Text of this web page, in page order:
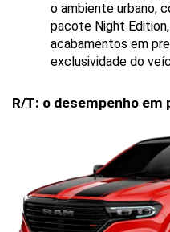
o ambiente urbano,
pacote Night
acabamentos em
exclusividade do
R/T: o desempenho em